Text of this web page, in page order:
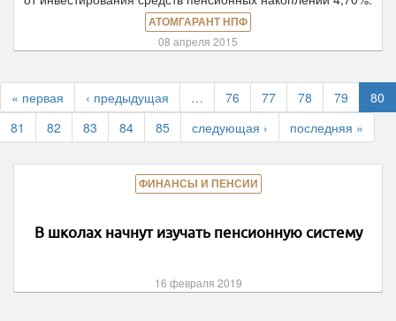
АТОМГАРАНТ НПФ
08 апреля 2015
« первая ‹ предыдущая … 76 77 78 79
80
81
82 83 84 85 следующая › последняя »
ФИНАНСЫ И ПЕНСИИ
В школах начнут изучать пенсионную систему
16 февраля 2019